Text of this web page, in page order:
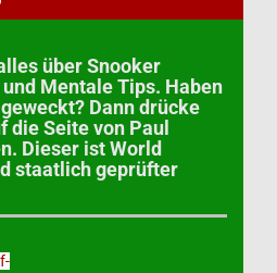
über Snooker
Mentale Tips. Haben
Dann drücke
die Seite von Paul
Dieser ist World
staatlich geprüfter